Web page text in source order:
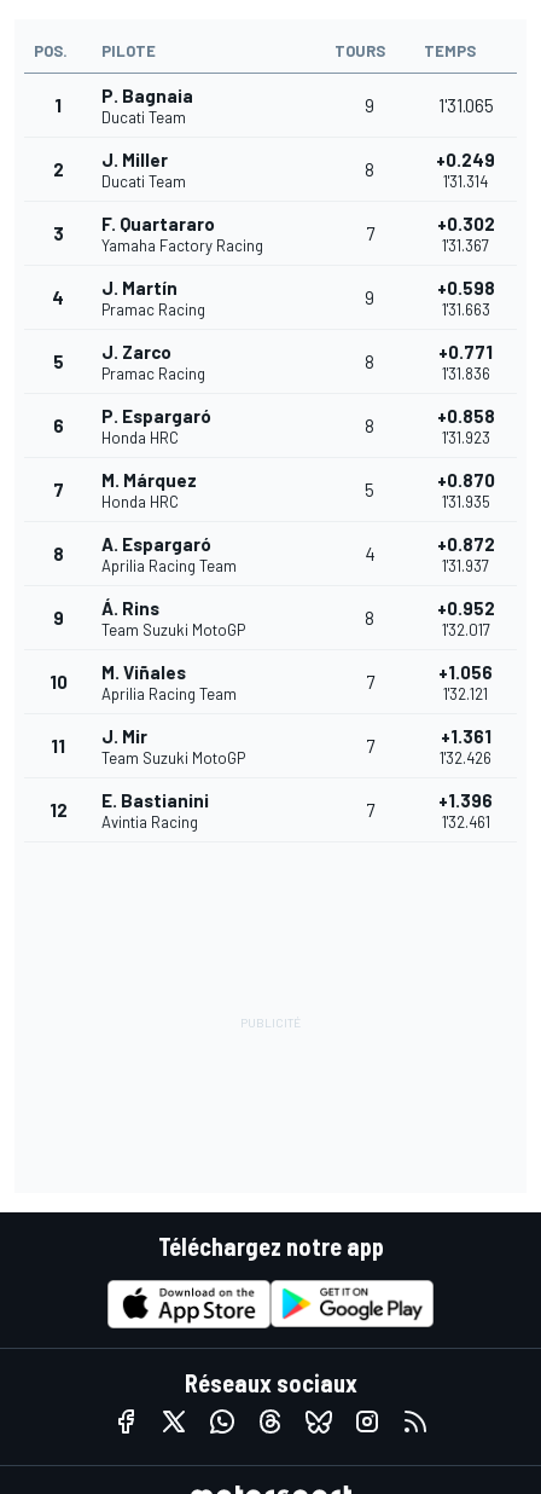
POS. PILOTE TOURS TEMPS
1 P. Bagnaia
Ducati Team
9 1'31.065
2 J. Miller
Ducati Team
8 +0.249
1'31.314
3 F. Quartararo
Yamaha Factory Racing
7 +0.302
1'31.367
4 J. Martín
Pramac Racing
9 +0.598
1'31.663
5 J. Zarco
Pramac Racing
8 +0.771
1'31.836
6 P. Espargaró
Honda HRC
8 +0.858
1'31.923
7 M. Márquez
Honda HRC
5 +0.870
1'31.935
8 A. Espargaró
Aprilia Racing Team
4 +0.872
1'31.937
9 Á. Rins
Team Suzuki MotoGP
8 +0.952
1'32.017
10 M. Viñales
Aprilia Racing Team
7 +1.056
1'32.121
11 J. Mir
Team Suzuki MotoGP
7 +1.361
1'32.426
12 E. Bastianini
Avintia Racing
7 +1.396
1'32.461
Téléchargez notre app
Réseaux sociaux